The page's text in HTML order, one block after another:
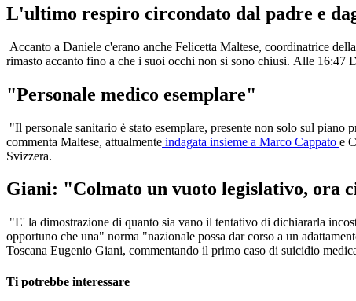
L'ultimo respiro circondato dal padre e
Accanto a Daniele c'erano anche Felicetta Maltese, coordinatrice
rimasto accanto fino a che i suoi occhi non si sono chiusi. Alle 16:47
"Personale medico esemplare"
"Il personale sanitario è stato esemplare, presente non solo sul
commenta Maltese, attualmente indagata insieme a Marco Cappato e
Svizzera.
Giani: "Colmato un vuoto legislativo, ora
"E' la dimostrazione di quanto sia vano il tentativo di dichiararla
opportuno che una" norma "nazionale possa dar corso a un
Toscana Eugenio Giani, commentando il primo caso di suicidio
Ti potrebbe interessare